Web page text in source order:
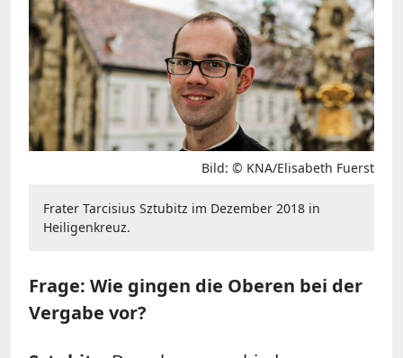
Bild: © KNA/Elisabeth Fuerst
Frater Tarcisius Sztubitz im Dezember 2018 in
Heiligenkreuz.
Frage: Wie gingen die Oberen bei der
Vergabe vor?